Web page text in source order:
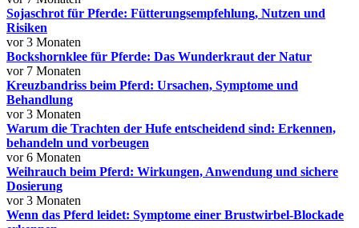
Sojaschrot für Pferde: Fütterungsempfehlung, Nutzen und
Risiken
vor 3 Monaten
Bockshornklee für Pferde: Das Wunderkraut der Natur
vor 7 Monaten
Kreuzbandriss beim Pferd: Ursachen, Symptome und
Behandlung
vor 3 Monaten
Warum die Trachten der Hufe entscheidend sind: Erkennen,
behandeln und vorbeugen
vor 6 Monaten
Weihrauch beim Pferd: Wirkungen, Anwendung und sichere
Dosierung
vor 3 Monaten
Wenn das Pferd leidet: Symptome einer Brustwirbel-Blockade